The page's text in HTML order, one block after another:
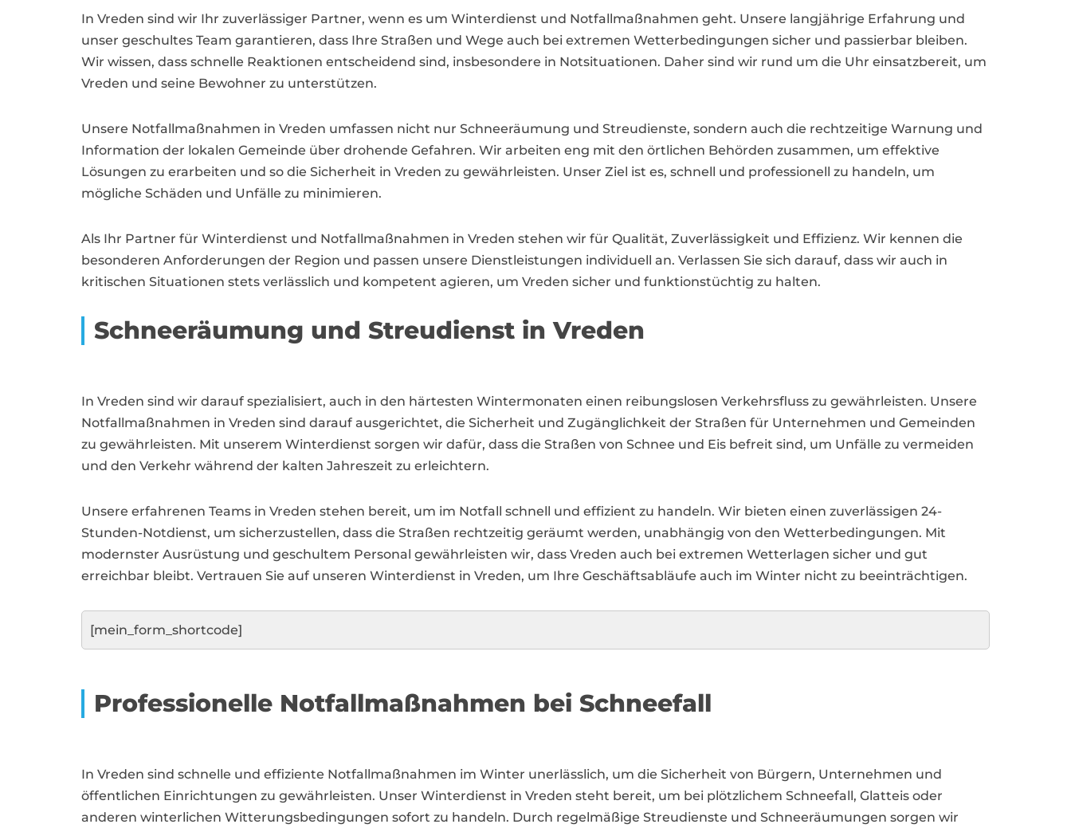
In Vreden sind wir Ihr zuverlässiger Partner, wenn es um Winterdienst und Notfallmaßnahmen geht. Unsere langjährige Erfahrung und
unser geschultes Team garantieren, dass Ihre Straßen und Wege auch bei extremen Wetterbedingungen sicher und passierbar bleiben.
Wir wissen, dass schnelle Reaktionen entscheidend sind, insbesondere in Notsituationen. Daher sind wir rund um die Uhr einsatzbereit, um
Vreden und seine Bewohner zu unterstützen.
Unsere Notfallmaßnahmen in Vreden umfassen nicht nur Schneeräumung und Streudienste, sondern auch die rechtzeitige Warnung und
Information der lokalen Gemeinde über drohende Gefahren. Wir arbeiten eng mit den örtlichen Behörden zusammen, um effektive
Lösungen zu erarbeiten und so die Sicherheit in Vreden zu gewährleisten. Unser Ziel ist es, schnell und professionell zu handeln, um
mögliche Schäden und Unfälle zu minimieren.
Als Ihr Partner für Winterdienst und Notfallmaßnahmen in Vreden stehen wir für Qualität, Zuverlässigkeit und Effizienz. Wir kennen die
besonderen Anforderungen der Region und passen unsere Dienstleistungen individuell an. Verlassen Sie sich darauf, dass wir auch in
kritischen Situationen stets verlässlich und kompetent agieren, um Vreden sicher und funktionstüchtig zu halten.
Schneeräumung und Streudienst in Vreden
In Vreden sind wir darauf spezialisiert, auch in den härtesten Wintermonaten einen reibungslosen Verkehrsfluss zu gewährleisten. Unsere
Notfallmaßnahmen in Vreden sind darauf ausgerichtet, die Sicherheit und Zugänglichkeit der Straßen für Unternehmen und Gemeinden
zu gewährleisten. Mit unserem Winterdienst sorgen wir dafür, dass die Straßen von Schnee und Eis befreit sind, um Unfälle zu vermeiden
und den Verkehr während der kalten Jahreszeit zu erleichtern.
Unsere erfahrenen Teams in Vreden stehen bereit, um im Notfall schnell und effizient zu handeln. Wir bieten einen zuverlässigen 24-
Stunden-Notdienst, um sicherzustellen, dass die Straßen rechtzeitig geräumt werden, unabhängig von den Wetterbedingungen. Mit
modernster Ausrüstung und geschultem Personal gewährleisten wir, dass Vreden auch bei extremen Wetterlagen sicher und gut
erreichbar bleibt. Vertrauen Sie auf unseren Winterdienst in Vreden, um Ihre Geschäftsabläufe auch im Winter nicht zu beeinträchtigen.
[mein_form_shortcode]
Professionelle Notfallmaßnahmen bei Schneefall
In Vreden sind schnelle und effiziente Notfallmaßnahmen im Winter unerlässlich, um die Sicherheit von Bürgern, Unternehmen und
öffentlichen Einrichtungen zu gewährleisten. Unser Winterdienst in Vreden steht bereit, um bei plötzlichem Schneefall, Glatteis oder
anderen winterlichen Witterungsbedingungen sofort zu handeln. Durch regelmäßige Streudienste und Schneeräumungen sorgen wir